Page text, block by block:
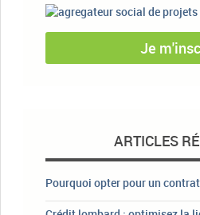
Je
ARTICLES
Pourquoi opter pour un